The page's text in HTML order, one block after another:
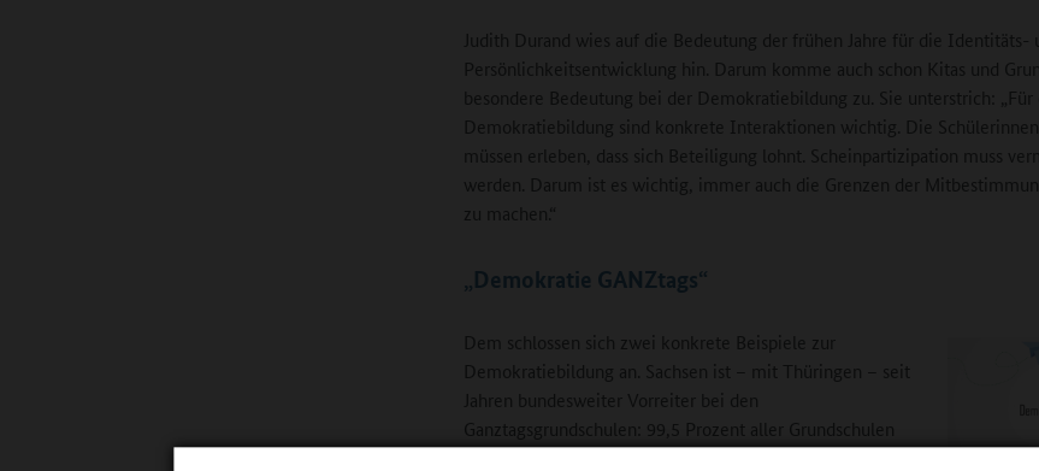
Judith Durand wies auf die Bedeutung der frühen Jahre für die Identitäts-
Persönlichkeitsentwicklung hin. Darum komme auch schon Kitas und
besondere Bedeutung bei der Demokratiebildung zu. Sie unterstrich: „Für
Demokratiebildung sind konkrete Interaktionen wichtig. Die Schülerinnen
müssen erleben, dass sich Beteiligung lohnt. Scheinpartizipation muss
werden. Darum ist es wichtig, immer auch die Grenzen der
zu machen.“
„Demokratie GANZtags“
Dem schlossen sich zwei konkrete Beispiele zur
Demokratiebildung an. Sachsen ist – mit Thüringen – seit
Jahren bundesweiter Vorreiter bei den
Ganztagsgrundschulen: 99,5 Prozent aller Grundschulen
verfügen dort über Ganztagsangebote (GTA). Lisa